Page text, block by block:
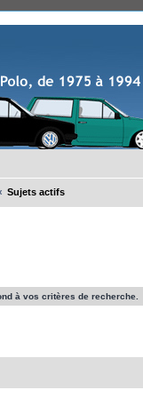
Sujets actifs
à vos critères de recherche.